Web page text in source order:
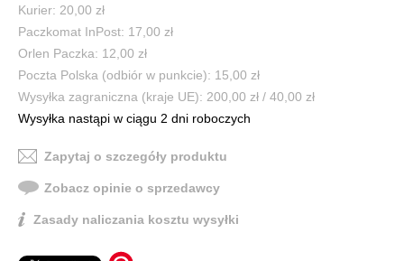
Kurier: 20,00 zł
Paczkomat InPost: 17,00 zł
Orlen Paczka: 12,00 zł
Poczta Polska (odbiór w punkcie): 15,00 zł
Wysyłka zagraniczna (kraje UE): 200,00 zł / 40,00 zł
Wysyłka nastąpi w ciągu 2 dni roboczych
Zapytaj o szczegóły produktu
Zobacz opinie o sprzedawcy
Zasady naliczania kosztu wysyłki